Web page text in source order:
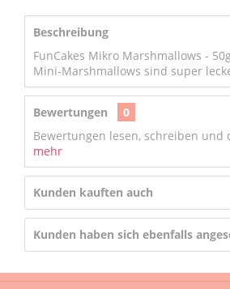
Beschreibung
FunCakes Mikro Marshmallows -
Mini-Marshmallows sind super
Bewertungen
0
Bewertungen lesen, schreiben und
mehr
Kunden kauften auch
Kunden haben sich ebenfalls